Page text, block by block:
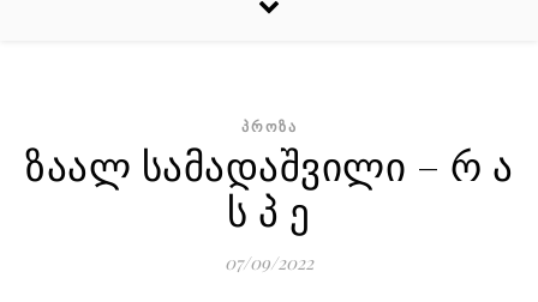
ᲞᲠᲝᲖᲐ
ზაალ სამადაშვილი – რ ა
ს პ ე
07/09/2022